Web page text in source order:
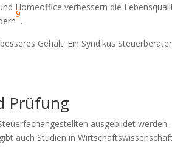
Homeoffice verbessern die
9
.
Gehalt. Ein Syndikus Steuerberater
Prüfung
ausgebildet werden.
auch Studien in